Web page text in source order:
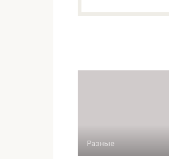
Разные